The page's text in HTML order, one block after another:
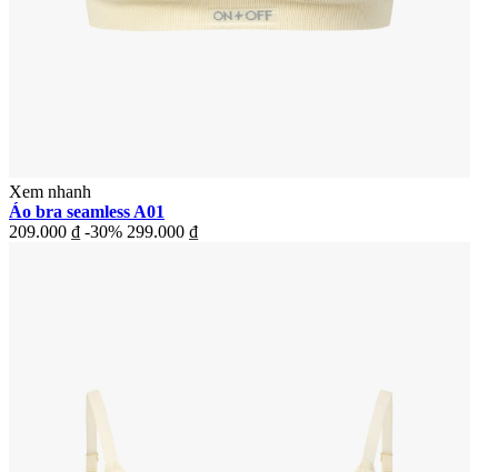
Xem nhanh
Áo bra seamless A01
209.000 ₫ -30% 299.000 ₫